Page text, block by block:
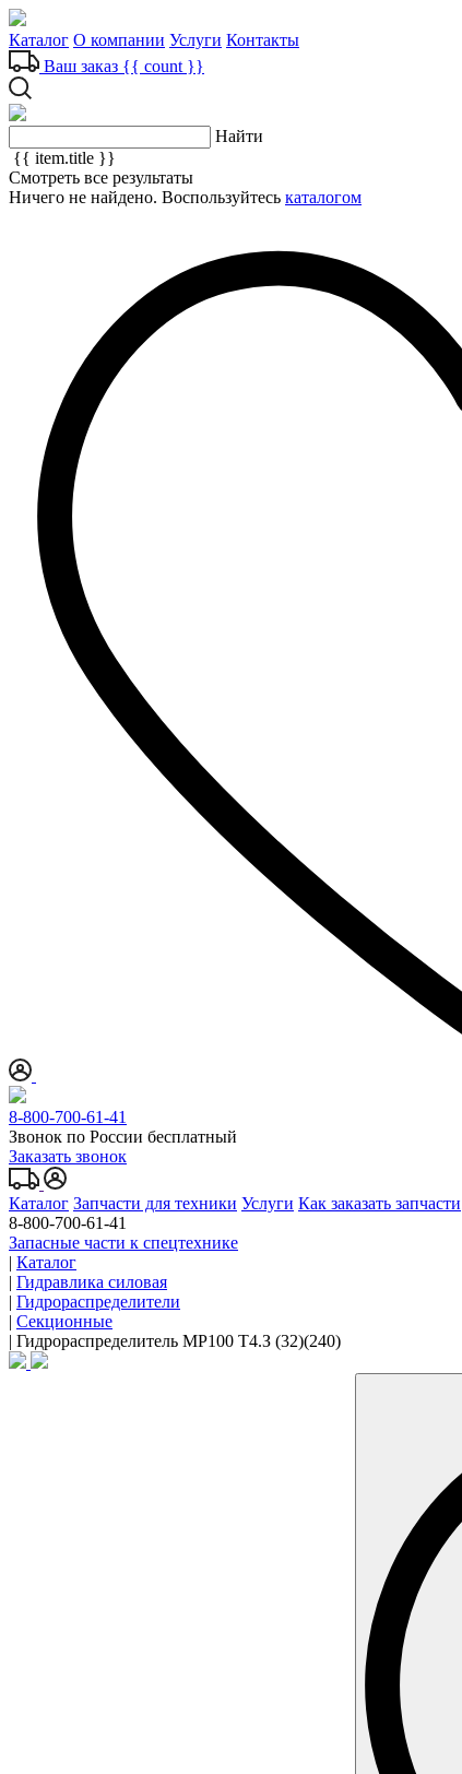
Каталог О компании Услуги Контакты
Ваш заказ {{ count }}
Найти
{{ item.title }}
Смотреть все результаты
Ничего не найдено. Воспользуйтесь каталогом
8-800-700-61-41
Звонок по России бесплатный
Заказать звонок
Каталог Запчасти для техники Услуги Как заказать запчасти
8-800-700-61-41
Запасные части к спецтехнике
| Каталог
| Гидравлика силовая
| Гидрораспределители
| Секционные
| Гидрораспределитель МР100 Т4.З (32)(240)